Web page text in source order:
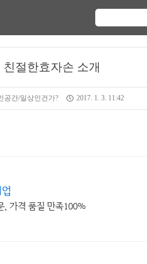
친절한효자손 소개
공간/일상인건가? 2017. 1. 3. 11:42
, 가격 품질 만족100%